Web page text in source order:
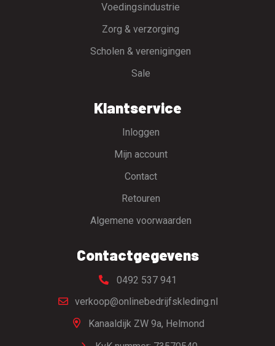
Voedingsindustrie
Zorg & verzorging
Scholen & verenigingen
Sale
Klantservice
Inloggen
Mijn account
Contact
Retouren
Algemene voorwaarden
Contactgegevens
0492 537 941
verkoop@onlinebedrijfskleding.nl
Kanaaldijk ZW 9a, Helmond